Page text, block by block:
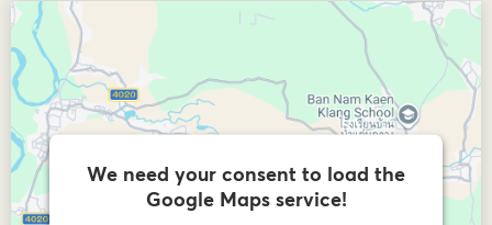
We need your consent to load the
Google Maps service!